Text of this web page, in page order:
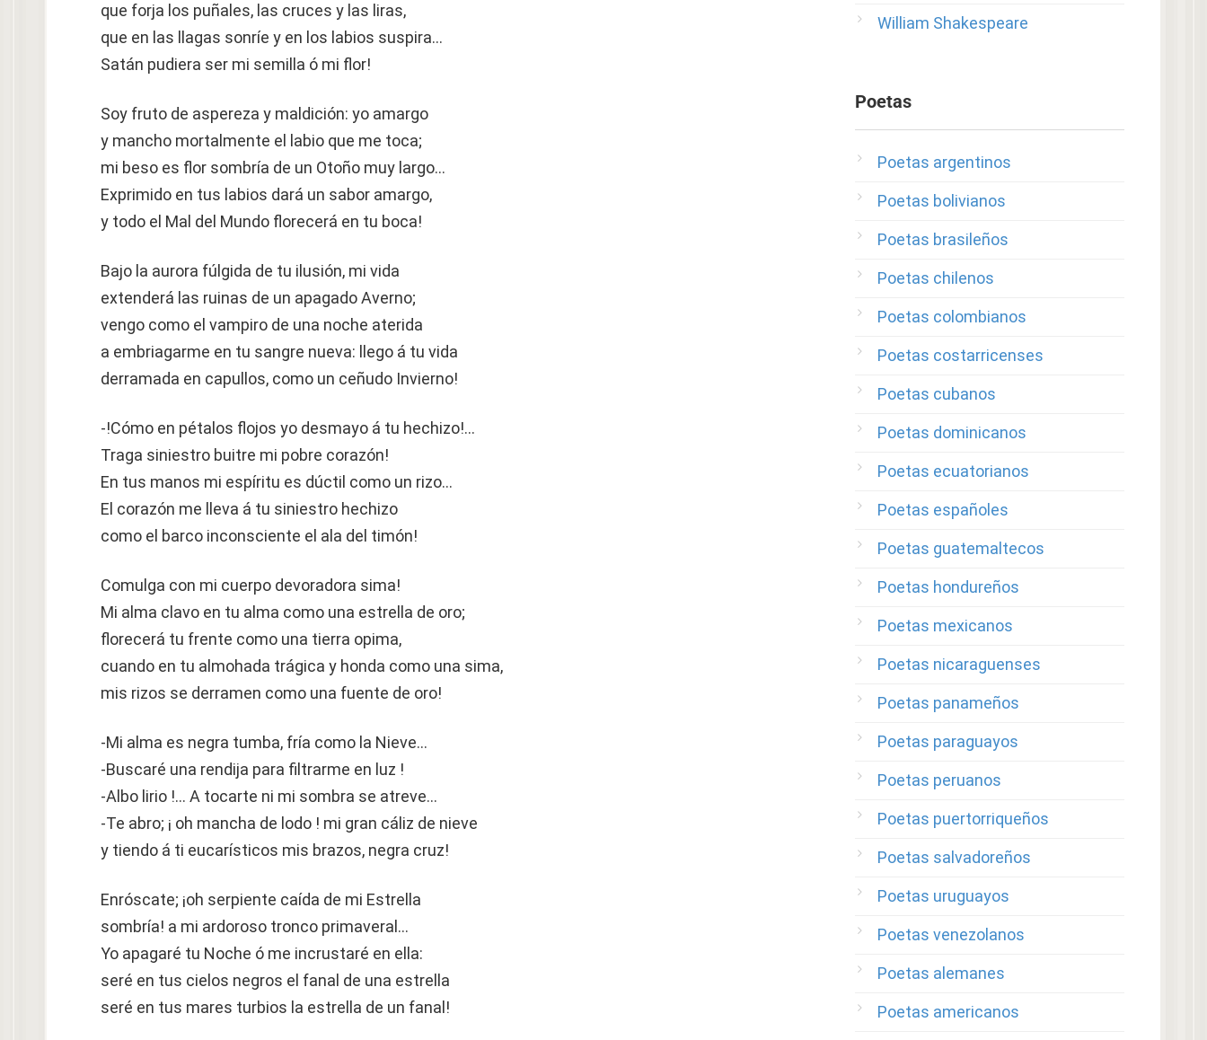
que forja los puñales, las cruces y las liras,
que en las llagas sonríe y en los labios suspira…
Satán pudiera ser mi semilla ó mi flor!
Soy fruto de aspereza y maldición: yo amargo
y mancho mortalmente el labio que me toca;
mi beso es flor sombría de un Otoño muy largo…
Exprimido en tus labios dará un sabor amargo,
y todo el Mal del Mundo florecerá en tu boca!
Bajo la aurora fúlgida de tu ilusión, mi vida
extenderá las ruinas de un apagado Averno;
vengo como el vampiro de una noche aterida
a embriagarme en tu sangre nueva: llego á tu vida
derramada en capullos, como un ceñudo Invierno!
-!Cómo en pétalos flojos yo desmayo á tu hechizo!…
Traga siniestro buitre mi pobre corazón!
En tus manos mi espíritu es dúctil como un rizo…
El corazón me lleva á tu siniestro hechizo
como el barco inconsciente el ala del timón!
Comulga con mi cuerpo devoradora sima!
Mi alma clavo en tu alma como una estrella de oro;
florecerá tu frente como una tierra opima,
cuando en tu almohada trágica y honda como una sima,
mis rizos se derramen como una fuente de oro!
-Mi alma es negra tumba, fría como la Nieve…
-Buscaré una rendija para filtrarme en luz !
-Albo lirio !… A tocarte ni mi sombra se atreve…
-Te abro; ¡ oh mancha de lodo ! mi gran cáliz de nieve
y tiendo á ti eucarísticos mis brazos, negra cruz!
Enróscate; ¡oh serpiente caída de mi Estrella
sombría! a mi ardoroso tronco primaveral…
Yo apagaré tu Noche ó me incrustaré en ella:
seré en tus cielos negros el fanal de una estrella
seré en tus mares turbios la estrella de un fanal!
William Shakespeare
Poetas
Poetas argentinos
Poetas bolivianos
Poetas brasileños
Poetas chilenos
Poetas colombianos
Poetas costarricenses
Poetas cubanos
Poetas dominicanos
Poetas ecuatorianos
Poetas españoles
Poetas guatemaltecos
Poetas hondureños
Poetas mexicanos
Poetas nicaraguenses
Poetas panameños
Poetas paraguayos
Poetas peruanos
Poetas puertorriqueños
Poetas salvadoreños
Poetas uruguayos
Poetas venezolanos
Poetas alemanes
Poetas americanos